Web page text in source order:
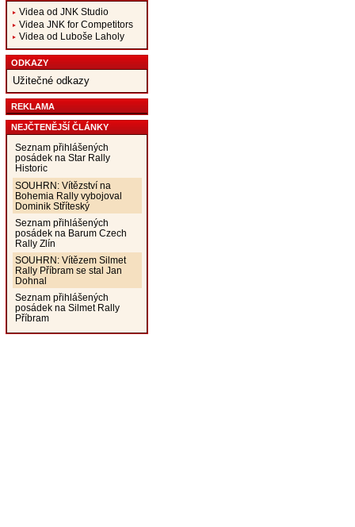
Videa od JNK Studio
Videa JNK for Competitors
Videa od Luboše Laholy
ODKAZY
Užitečné odkazy
REKLAMA
NEJČTENĚJŠÍ ČLÁNKY
Seznam přihlášených
posádek na Star Rally
Historic
SOUHRN: Vítězství na
Bohemia Rally vybojoval
Dominik Stříteský
Seznam přihlášených
posádek na Barum Czech
Rally Zlín
SOUHRN: Vítězem Silmet
Rally Příbram se stal Jan
Dohnal
Seznam přihlášených
posádek na Silmet Rally
Příbram